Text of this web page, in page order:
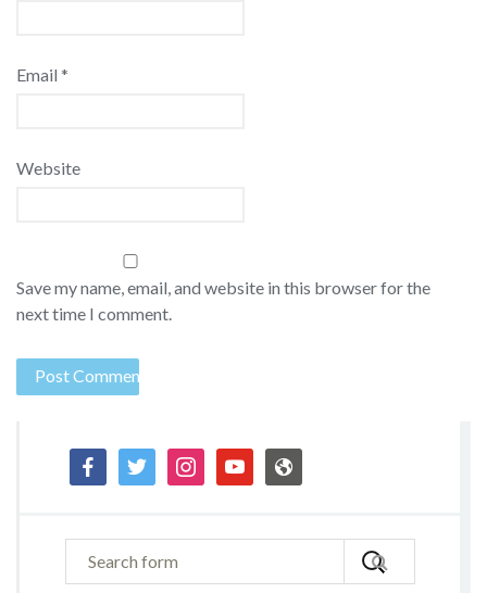
Email *
Website
Save my name, email, and website in this browser for the
next time I comment.
facebooktwitter instagramyoutubeadmin-
site